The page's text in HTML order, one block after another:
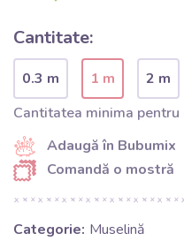
Cantitate:
0.3 m 1 m
2 m
Cantitatea minima pentru
Adaugă în Bubumix
Comandă o mostră
Categorie: Muselină